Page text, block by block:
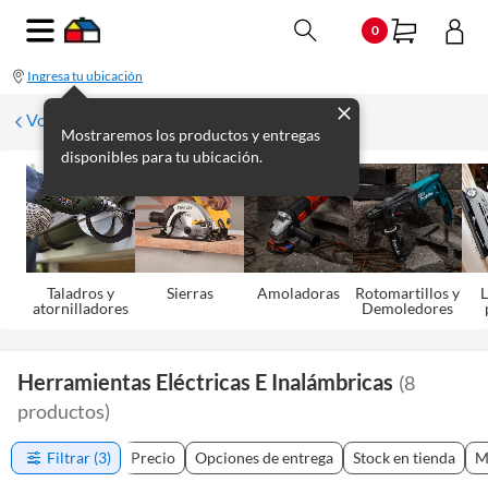
0
Ingresa tu ubicación
Mostraremos los productos y entregas
disponibles para tu ubicación.
Volver
Taladros y
atornilladores
Sierras Amoladoras
Rotomartillos y
Demoledores
Herramientas Eléctricas E Inalámbricas (8
productos)
Filtrar (3) Precio Opciones de entrega Stock en tienda